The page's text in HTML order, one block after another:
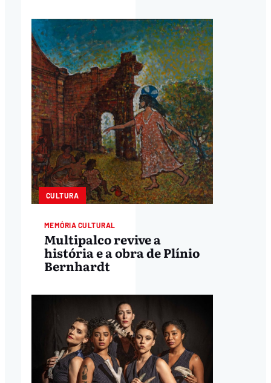
CULTURA
MEMÓRIA CULTURAL
Multipalco revive a
história e a obra de Plínio
Bernhardt